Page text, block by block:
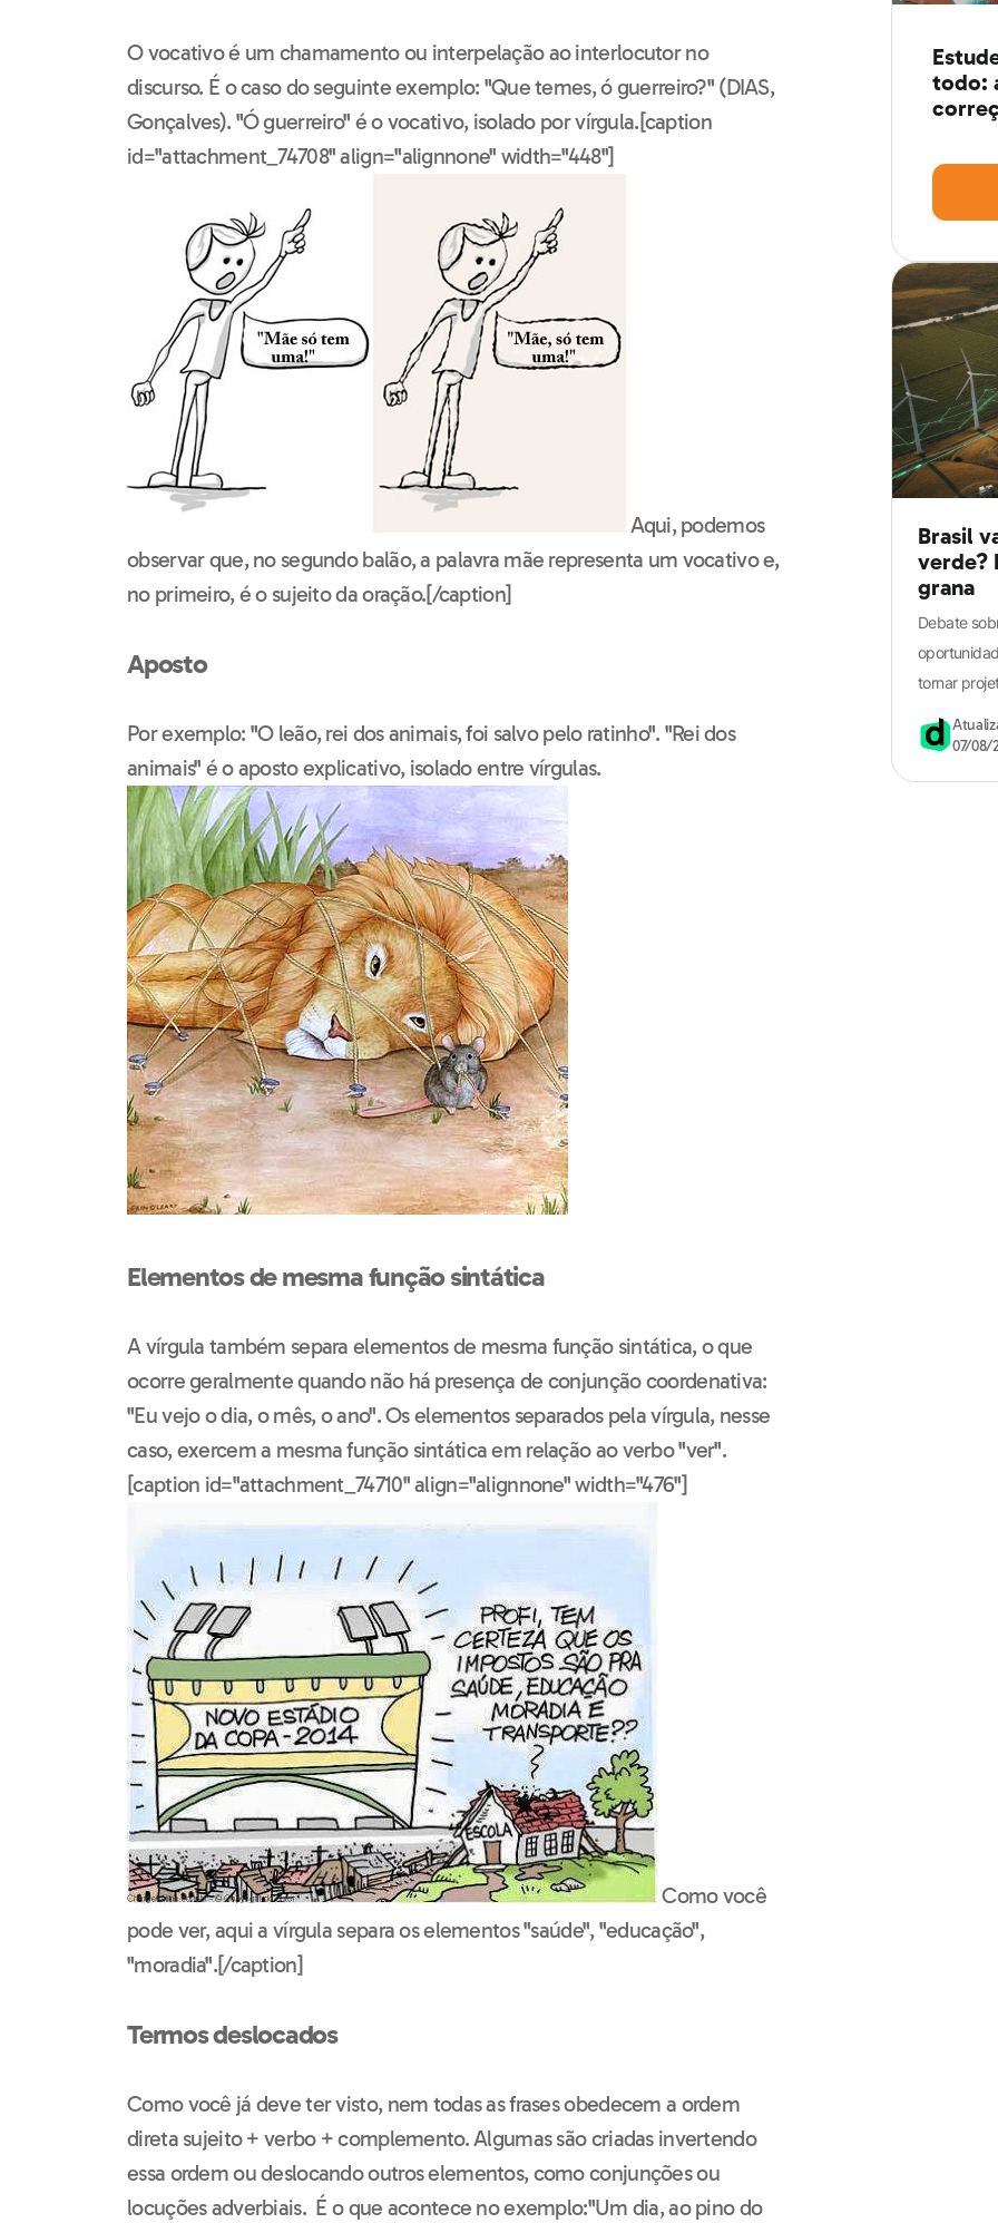
O vocativo é um chamamento ou interpelação ao interlocutor no
discurso. É o caso do seguinte exemplo: "Que temes, ó guerreiro?" (DIAS,
Gonçalves). "Ó guerreiro" é o vocativo, isolado por vírgula.[caption
id="attachment_74708" align="alignnone" width="448"]
Aqui, podemos
observar que, no segundo balão, a palavra mãe representa um vocativo e,
no primeiro, é o sujeito da oração.[/caption]
Aposto
Por exemplo: "O leão, rei dos animais, foi salvo pelo ratinho". "Rei dos
animais" é o aposto explicativo, isolado entre vírgulas.
Elementos de mesma função sintática
A vírgula também separa elementos de mesma função sintática, o que
ocorre geralmente quando não há presença de conjunção coordenativa:
"Eu vejo o dia, o mês, o ano". Os elementos separados pela vírgula, nesse
caso, exercem a mesma função sintática em relação ao verbo "ver".
[caption id="attachment_74710" align="alignnone" width="476"]
Como você
pode ver, aqui a vírgula separa os elementos "saúde", "educação",
"moradia".[/caption]
Termos deslocados
Como você já deve ter visto, nem todas as frases obedecem a ordem
direta sujeito + verbo + complemento. Algumas são criadas invertendo
essa ordem ou deslocando outros elementos, como conjunções ou
locuções adverbiais. É o que acontece no exemplo:"Um dia, ao pino do
todo:
Brasil
verde?
grana
Debate
tornar
07/08/